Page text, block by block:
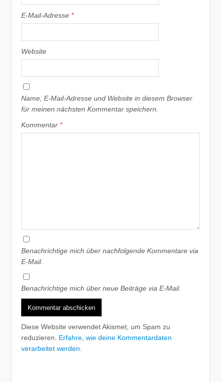
E-Mail-Adresse *
Website
Name, E-Mail-Adresse und Website in diesem Browser
für meinen nächsten Kommentar speichern.
Kommentar *
Benachrichtige mich über nachfolgende Kommentare via
E-Mail.
Benachrichtige mich über neue Beiträge via E-Mail.
Diese Website verwendet Akismet, um Spam zu
reduzieren. Erfahre, wie deine Kommentardaten
verarbeitet werden.